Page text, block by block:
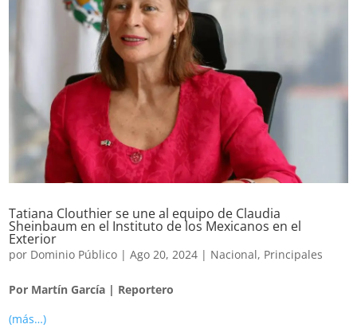
Tatiana Clouthier se une al equipo de Claudia
Sheinbaum en el Instituto de los Mexicanos en el
Exterior
por Dominio Público |Ago 20, 2024 | Nacional, Principales
Por Martín García | Reportero
(más…)